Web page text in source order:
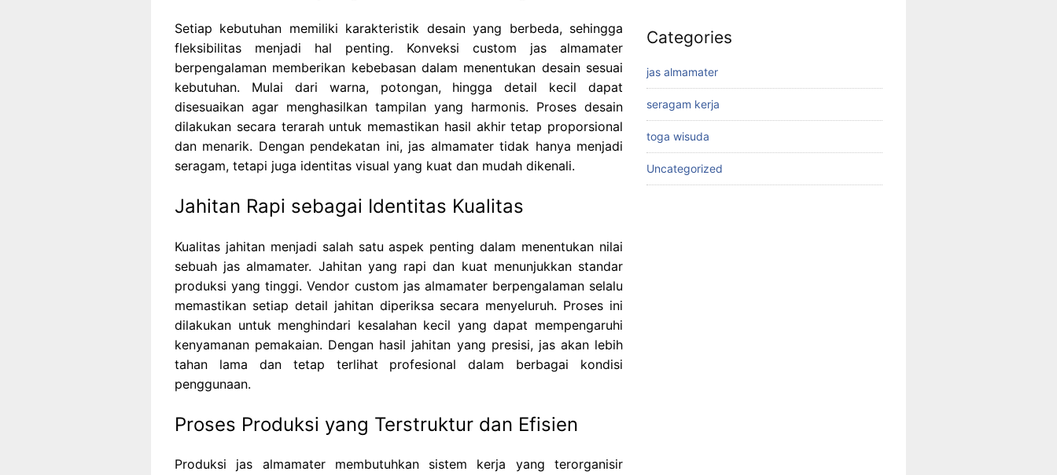
Setiap kebutuhan memiliki karakteristik desain yang berbeda, sehingga
fleksibilitas menjadi hal penting. Konveksi custom jas almamater
berpengalaman memberikan kebebasan dalam menentukan desain sesuai
kebutuhan. Mulai dari warna, potongan, hingga detail kecil dapat
disesuaikan agar menghasilkan tampilan yang harmonis. Proses desain
dilakukan secara terarah untuk memastikan hasil akhir tetap proporsional
dan menarik. Dengan pendekatan ini, jas almamater tidak hanya menjadi
seragam, tetapi juga identitas visual yang kuat dan mudah dikenali.
Jahitan Rapi sebagai Identitas Kualitas
Kualitas jahitan menjadi salah satu aspek penting dalam menentukan nilai
sebuah jas almamater. Jahitan yang rapi dan kuat menunjukkan standar
produksi yang tinggi. Vendor custom jas almamater berpengalaman selalu
memastikan setiap detail jahitan diperiksa secara menyeluruh. Proses ini
dilakukan untuk menghindari kesalahan kecil yang dapat mempengaruhi
kenyamanan pemakaian. Dengan hasil jahitan yang presisi, jas akan lebih
tahan lama dan tetap terlihat profesional dalam berbagai kondisi
penggunaan.
Proses Produksi yang Terstruktur dan Efisien
Produksi jas almamater membutuhkan sistem kerja yang terorganisir
Categories
jas almamater
seragam kerja
toga wisuda
Uncategorized